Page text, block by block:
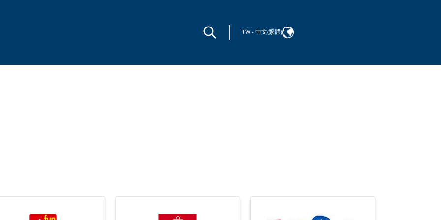
TW - 中文(繁體)